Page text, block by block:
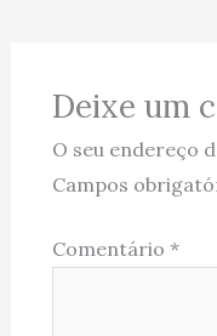
Deixe um
O seu endereço
Campos
Comentário *